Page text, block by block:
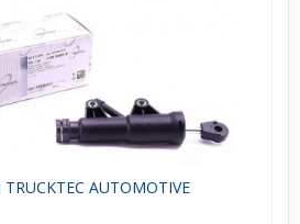
AUTOMOTIVE